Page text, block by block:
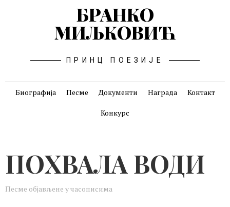
БРАНКО
МИЉКОВИЋ
ПРИНЦ ПОЕЗИЈЕ
Биографија Песме Документи Награда Контакт
Конкурс
ПОХВАЛА ВОДИ
Песме објављене у часописима